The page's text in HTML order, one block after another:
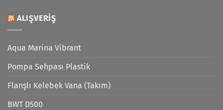
ALIŞVERIŞ
Aqua Marina Vibrant
Pompa Sehpası Plastik
Flanşlı Kelebek Vana (Takım)
BWT D500